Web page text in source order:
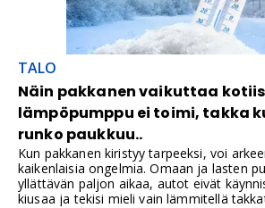
TALO
Näin pakkanen vaikuttaa
lämpöpumppu ei toimi, takka
runko paukkuu..
Kun pakkanen kiristyy tarpeeksi, voi
kaikenlaisia ongelmia. Omaan ja lasten
yllättävän paljon aikaa, autot eivät
kiusaa ja tekisi mieli vain lämmitellä